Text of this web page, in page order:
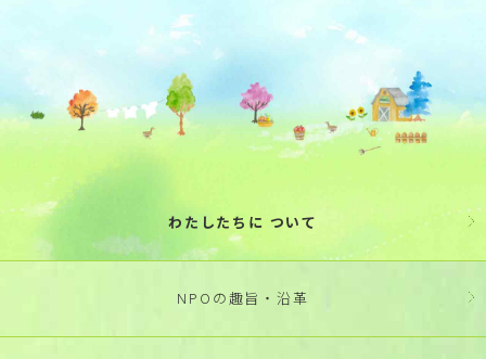
わたしたちに ついて
NPOの趣旨・沿革